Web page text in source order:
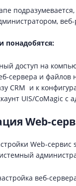
понадобятся:
доступ на
сервера и файлов
CRM и к
UIS/CoMagic
Web-
Web-
веб-